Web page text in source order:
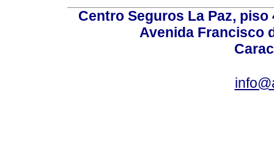
Centro Seguros La Paz,
Avenida Francisco